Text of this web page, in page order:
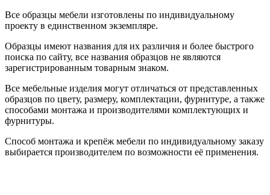
Все образцы мебели изготовлены по индивидуальному
проекту в единственном экземпляре.
Образцы имеют названия для их различия и более быстрого
поиска по сайту, все названия образцов не являются
зарегистрированным товарным знаком.
Все мебельные изделия могут отличаться от представленных
образцов по цвету, размеру, комплектации, фурнитуре, а также
способами монтажа и производителями комплектующих и
фурнитуры.
Способ монтажа и крепёж мебели по индивидуальному заказу
выбирается производителем по возможности её применения.